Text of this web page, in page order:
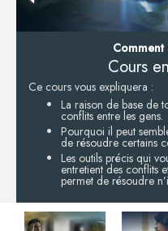
Comment
Cours
Ce cours vous expliquera :
La raison de base de
conflits entre les gens.
Pourquoi il peut
de résoudre certains
Les outils précis qui
entretient des conflits
permet de résoudre